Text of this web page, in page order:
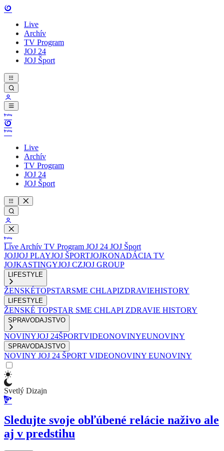
Live
Archív
TV Program
JOJ 24
JOJ Šport
Live
Archív
TV Program
JOJ 24
JOJ Šport
Live Archív TV Program JOJ 24 JOJ Šport
JOJJOJ PLAYJOJ ŠPORTJOJKONADÁCIA TV
JOJKASTINGYJOJ CZJOJ GROUP
LIFESTYLE
ŽENSKÉTOPSTARSME CHLAPIZDRAVIEHISTORY
LIFESTYLE
ŽENSKÉ TOPSTAR SME CHLAPI ZDRAVIE HISTORY
SPRAVODAJSTVO
NOVINYJOJ 24ŠPORTVIDEONOVINYEUNOVINY
SPRAVODAJSTVO
NOVINY JOJ 24 ŠPORT VIDEONOVINY EUNOVINY
Svetlý Dizajn
Sledujte svoje obľúbené relácie naživo ale
aj v predstihu